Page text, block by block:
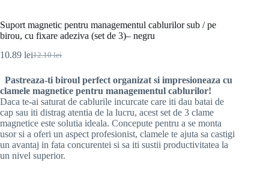
Suport magnetic pentru managementul cablurilor sub / pe
birou, cu fixare adeziva (set de 3)– negru
12.10lei
Prețul
a
fost:
12.10 lei.
10.89 leiPrețul
este:
10.89 lei.
Pastreaza-ti biroul perfect organizat si impresioneaza cu
clamele magnetice pentru managementul cablurilor!
Daca te-ai saturat de cablurile incurcate care iti dau batai de
cap sau iti distrag atentia de la lucru, acest set de 3 clame
magnetice este solutia ideala. Concepute pentru a se monta
usor si a oferi un aspect profesionist, clamele te ajuta sa castigi
un avantaj in fata concurentei si sa iti sustii productivitatea la
un nivel superior.